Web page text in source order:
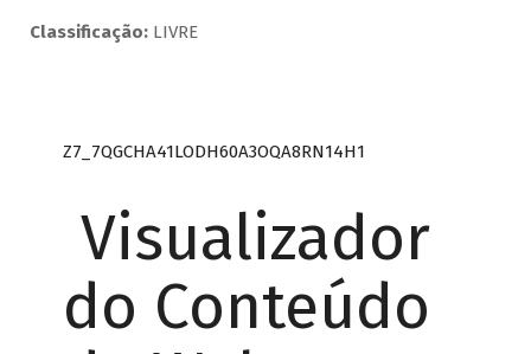
Classificação:LIVRE
Z7_7QGCHA41LODH60A3OQA8RN14H1
Visualizador
do Conteúdo